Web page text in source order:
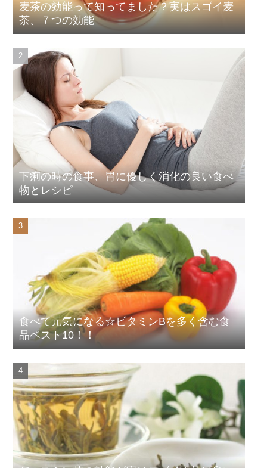
麦茶の効能って知ってました？実はスゴイ麦
茶、７つの効能
下痢の時の食事、胃に優しく消化の良い食べ
物とレシピ
食べて元気になる☆ビタミンBを多く含む食
品ベスト10！！